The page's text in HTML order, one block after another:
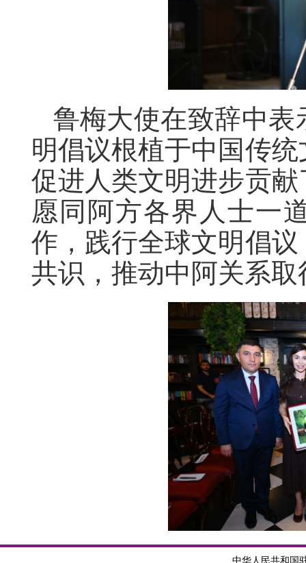
鲁梅大使在致辞中
明倡议根植于中国传
促进人类文明进步贡
愿同阿方各界人士一
作，践行全球文明倡
共识，推动中阿关系
中华人民共和国